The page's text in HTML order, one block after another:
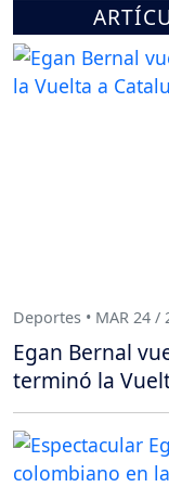
Deportes • MAR 24 /
Egan Bernal
terminó la